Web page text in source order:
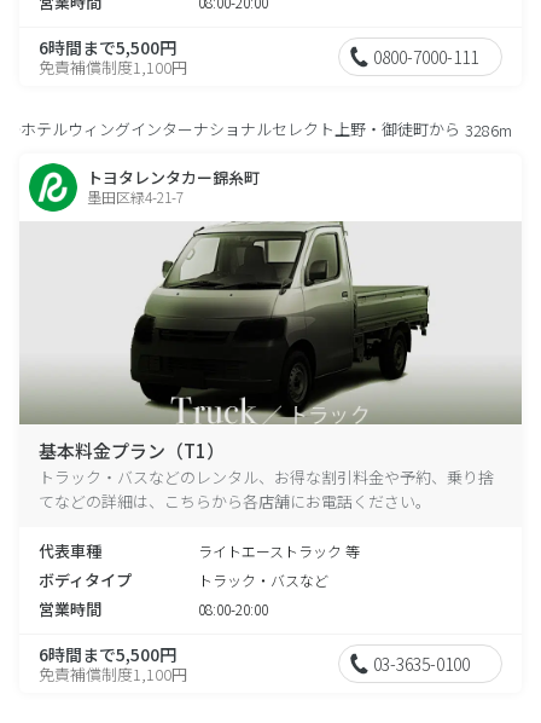
6時間まで5,500円
免責補償制度1,100円 0800-7000-111
ホテルウィングインターナショナルセレクト上野・御徒町から 3286m
トヨタレンタカー錦糸町
墨田区緑4-21-7
基本料金プラン（T1）
トラック・バスなどのレンタル、お得な割引料金や予約、乗り捨
てなどの詳細は、こちらから各店舗にお電話ください。
代表車種 ライトエーストラック 等
ボディタイプ トラック・バスなど
営業時間 08:00-20:00
6時間まで5,500円
免責補償制度1,100円 03-3635-0100